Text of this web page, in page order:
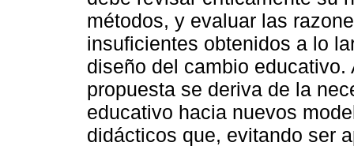
métodos, y evaluar las
insuficientes obtenidos a lo
diseño del cambio
propuesta se deriva de la
educativo hacia nuevos
didácticos que, evitando ser